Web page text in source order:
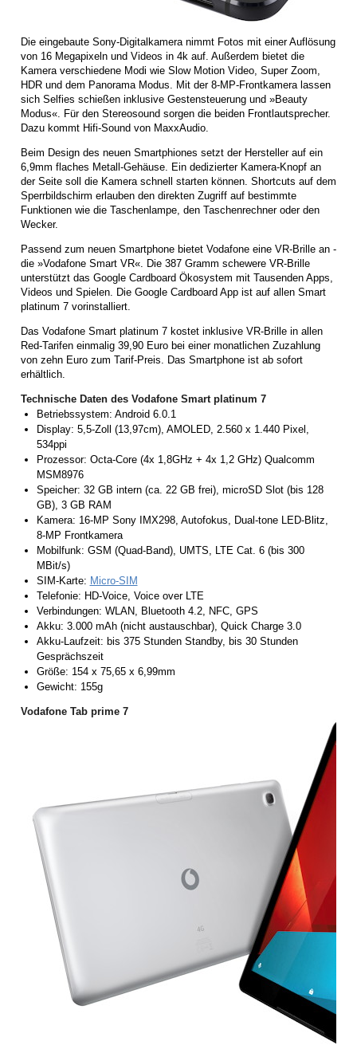
Die eingebaute Sony-Digitalkamera nimmt Fotos mit einer Auflösung
von 16 Megapixeln und Videos in 4k auf. Außerdem bietet die
Kamera verschiedene Modi wie Slow Motion Video, Super Zoom,
HDR und dem Panorama Modus. Mit der 8-MP-Frontkamera lassen
sich Selfies schießen inklusive Gestensteuerung und »Beauty
Modus«. Für den Stereosound sorgen die beiden Frontlautsprecher.
Dazu kommt Hifi-Sound von MaxxAudio.
Beim Design des neuen Smartphiones setzt der Hersteller auf ein
6,9mm flaches Metall-Gehäuse. Ein dedizierter Kamera-Knopf an
der Seite soll die Kamera schnell starten können. Shortcuts auf dem
Sperrbildschirm erlauben den direkten Zugriff auf bestimmte
Funktionen wie die Taschenlampe, den Taschenrechner oder den
Wecker.
Passend zum neuen Smartphone bietet Vodafone eine VR-Brille an -
die »Vodafone Smart VR«. Die 387 Gramm schewere VR-Brille
unterstützt das Google Cardboard Ökosystem mit Tausenden Apps,
Videos und Spielen. Die Google Cardboard App ist auf allen Smart
platinum 7 vorinstalliert.
Das Vodafone Smart platinum 7 kostet inklusive VR-Brille in allen
Red-Tarifen einmalig 39,90 Euro bei einer monatlichen Zuzahlung
von zehn Euro zum Tarif-Preis. Das Smartphone ist ab sofort
erhältlich.
Technische Daten des Vodafone Smart platinum 7
Betriebssystem: Android 6.0.1
Display: 5,5-Zoll (13,97cm), AMOLED, 2.560 x 1.440 Pixel,
534ppi
Prozessor: Octa-Core (4x 1,8GHz + 4x 1,2 GHz) Qualcomm
MSM8976
Speicher: 32 GB intern (ca. 22 GB frei), microSD Slot (bis 128
GB), 3 GB RAM
Kamera: 16-MP Sony IMX298, Autofokus, Dual-tone LED-Blitz,
8-MP Frontkamera
Mobilfunk: GSM (Quad-Band), UMTS, LTE Cat. 6 (bis 300
MBit/s)
SIM-Karte: Micro-SIM
Telefonie: HD-Voice, Voice over LTE
Verbindungen: WLAN, Bluetooth 4.2, NFC, GPS
Akku: 3.000 mAh (nicht austauschbar), Quick Charge 3.0
Akku-Laufzeit: bis 375 Stunden Standby, bis 30 Stunden
Gesprächszeit
Größe: 154 x 75,65 x 6,99mm
Gewicht: 155g
Vodafone Tab prime 7